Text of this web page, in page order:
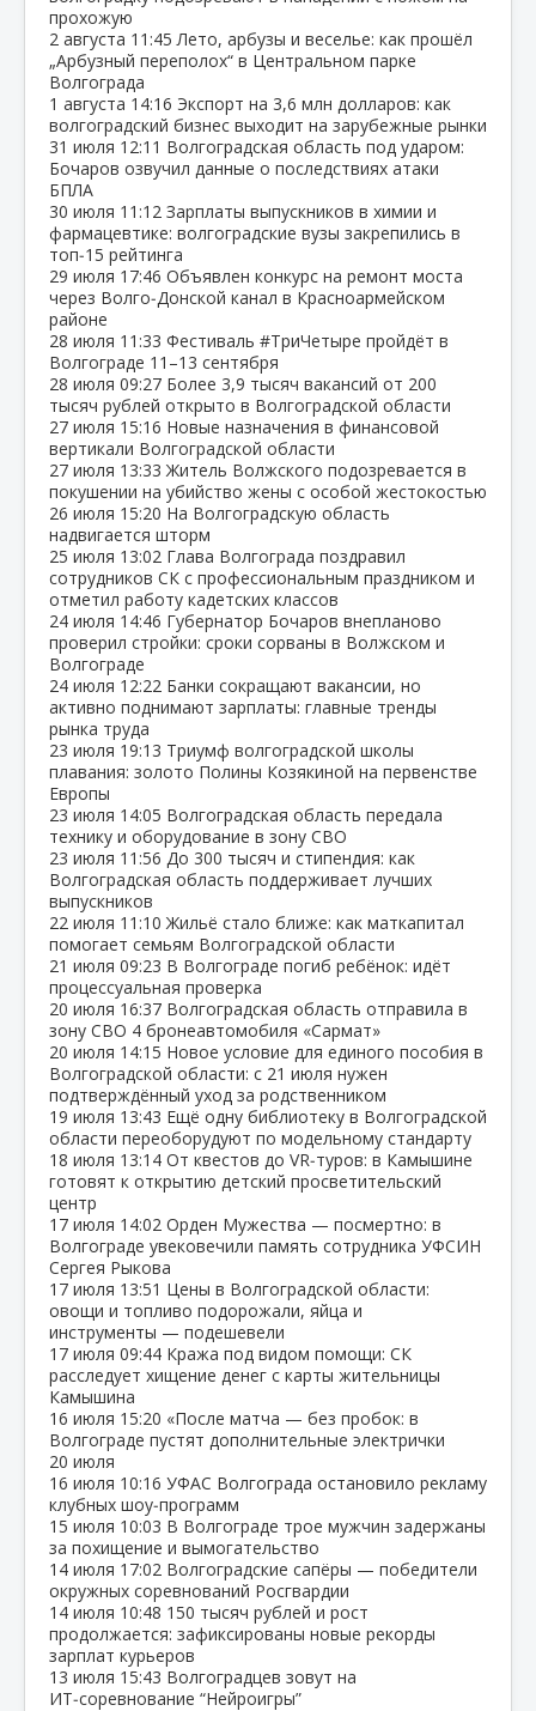
прохожую
2 августа 11:45 Лето, арбузы и веселье: как прошёл
„Арбузный переполох“ в Центральном парке
Волгограда
1 августа 14:16 Экспорт на 3,6 млн долларов: как
волгоградский бизнес выходит на зарубежные рынки
31 июля 12:11 Волгоградская область под ударом:
Бочаров озвучил данные о последствиях атаки
БПЛА
30 июля 11:12 Зарплаты выпускников в химии и
фармацевтике: волгоградские вузы закрепились в
топ‑15 рейтинга
29 июля 17:46 Объявлен конкурс на ремонт моста
через Волго‑Донской канал в Красноармейском
районе
28 июля 11:33 Фестиваль #ТриЧетыре пройдёт в
Волгограде 11–13 сентября
28 июля 09:27 Более 3,9 тысяч вакансий от 200
тысяч рублей открыто в Волгоградской области
27 июля 15:16 Новые назначения в финансовой
вертикали Волгоградской области
27 июля 13:33 Житель Волжского подозревается в
покушении на убийство жены с особой жестокостью
26 июля 15:20 На Волгоградскую область
надвигается шторм
25 июля 13:02 Глава Волгограда поздравил
сотрудников СК с профессиональным праздником и
отметил работу кадетских классов
24 июля 14:46 Губернатор Бочаров внепланово
проверил стройки: сроки сорваны в Волжском и
Волгограде
24 июля 12:22 Банки сокращают вакансии, но
активно поднимают зарплаты: главные тренды
рынка труда
23 июля 19:13 Триумф волгоградской школы
плавания: золото Полины Козякиной на первенстве
Европы
23 июля 14:05 Волгоградская область передала
технику и оборудование в зону СВО
23 июля 11:56 До 300 тысяч и стипендия: как
Волгоградская область поддерживает лучших
выпускников
22 июля 11:10 Жильё стало ближе: как маткапитал
помогает семьям Волгоградской области
21 июля 09:23 В Волгограде погиб ребёнок: идёт
процессуальная проверка
20 июля 16:37 Волгоградская область отправила в
зону СВО 4 бронеавтомобиля «Сармат»
20 июля 14:15 Новое условие для единого пособия в
Волгоградской области: с 21 июля нужен
подтверждённый уход за родственником
19 июля 13:43 Ещё одну библиотеку в Волгоградской
области переоборудуют по модельному стандарту
18 июля 13:14 От квестов до VR‑туров: в Камышине
готовят к открытию детский просветительский
центр
17 июля 14:02 Орден Мужества — посмертно: в
Волгограде увековечили память сотрудника УФСИН
Сергея Рыкова
17 июля 13:51 Цены в Волгоградской области:
овощи и топливо подорожали, яйца и
инструменты — подешевели
17 июля 09:44 Кража под видом помощи: СК
расследует хищение денег с карты жительницы
Камышина
16 июля 15:20 «После матча — без пробок: в
Волгограде пустят дополнительные электрички
20 июля
16 июля 10:16 УФАС Волгограда остановило рекламу
клубных шоу‑программ
15 июля 10:03 В Волгограде трое мужчин задержаны
за похищение и вымогательство
14 июля 17:02 Волгоградские сапёры — победители
окружных соревнований Росгвардии
14 июля 10:48 150 тысяч рублей и рост
продолжается: зафиксированы новые рекорды
зарплат курьеров
13 июля 15:43 Волгоградцев зовут на
ИТ‑соревнование “Нейроигры”